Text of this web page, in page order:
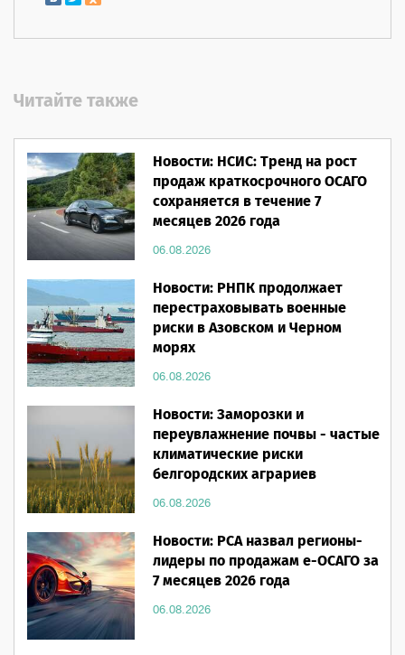
Читайте также
Новости: НСИС: Тренд на рост
продаж краткосрочного ОСАГО
сохраняется в течение 7
месяцев 2026 года
06.08.2026
Новости: РНПК продолжает
перестраховывать военные
риски в Азовском и Черном
морях
06.08.2026
Новости: Заморозки и
переувлажнение почвы - частые
климатические риски
белгородских аграриев
06.08.2026
Новости: РСА назвал регионы-
лидеры по продажам е-ОСАГО за
7 месяцев 2026 года
06.08.2026